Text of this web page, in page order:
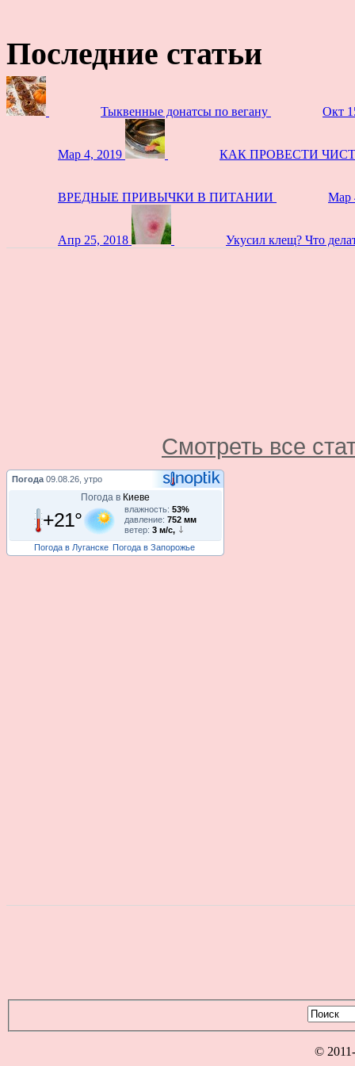
Последние статьи
Тыквенные донатсы по вегану Окт
Мар 4, 2019 КАК ПРОВЕСТИ
ВРЕДНЫЕ ПРИВЫЧКИ В ПИТАНИИ Мар
Апр 25, 2018 Укусил клещ? Что
Смотреть все
Погода 09.08.26, утро
Погода в Киеве
+21° влажность: 53%
давление: 752 мм
ветер: 3 м/с,
Погода в Луганске Погода в Запорожье
©